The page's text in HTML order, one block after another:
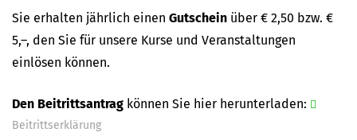
Sie erhalten jährlich einen Gutschein über € 2,50 bzw. €
5,–, den Sie für unsere Kurse und Veranstaltungen
einlösen können.
Den Beitrittsantrag können Sie hier herunterladen:
Beitrittserklärung